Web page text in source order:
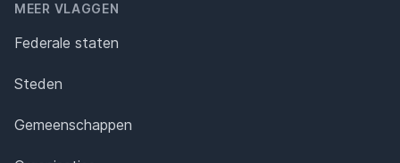
MEER VLAGGEN
Federale staten
Steden
Gemeenschappen